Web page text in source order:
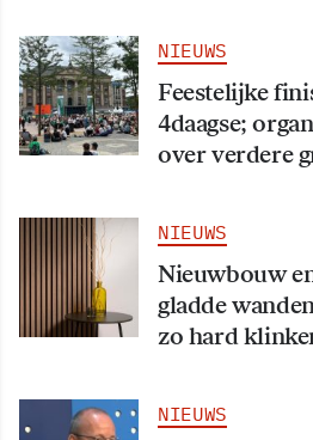
NIEUWS
Feestelijke
4daagse;
over verdere
NIEUWS
Nieuwbouw
gladde
zo hard
NIEUWS